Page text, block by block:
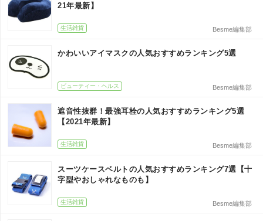
21年最新】
生活雑貨 Besme編集部
かわいいアイマスクの人気おすすめランキング5選
ビューティー・ヘルス Besme編集部
遮音性抜群！最強耳栓の人気おすすめランキング5選
【2021年最新】
生活雑貨 Besme編集部
スーツケースベルトの人気おすすめランキング7選【十
字型やおしゃれなものも】
生活雑貨 Besme編集部